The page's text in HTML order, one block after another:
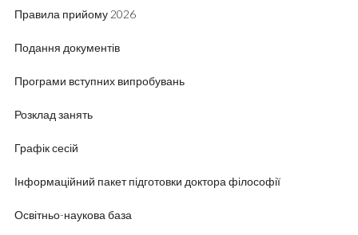
Правила прийому 2026
Подання документів
Програми вступних випробувань
Розклад занять
Графік сесій
Інформаційний пакет підготовки доктора філософії
Освітньо-наукова база